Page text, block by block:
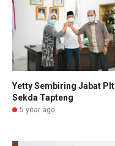
Yetty Sembiring Jabat Plt
Sekda Tapteng
5 year ago